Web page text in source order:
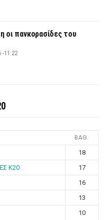
οι πανκορασίδες του
11:22
ΒΑΘ.
18
Κ20
17
16
13
10